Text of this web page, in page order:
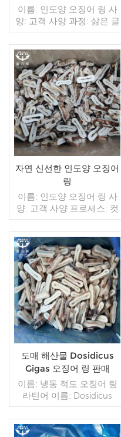
이름: 인도양 오징어 링 사
양: 고객 사양 과정: 삶은 글
레이징: IQF 40%(맞춤형)
포장: 1kg / 가방, 10kg / 짠
가방 (맞춤형) 판매 모델: 도
매/수출 최소. 주문: 20피트
컨테이너 / 40피트 컨테이
너 지불: 보자마자 TT / С확
인된 취소 불가능한 LC 배
송: 입금 확인 후 20일 이내
원산지: 중국 브랜드: 푸 왕
행
더 읽기
자연 신선한 인도양 오징어
링
이름: 인도양 오징어 링 사
양: 고객 사양 프로세스: 컷
글레이징: IQF 40%(맞춤형)
포장: 1kg / 가방, 10kg / 짠
가방 (맞춤형) 판매 모델: 도
매/수출 최소. 주문: 20피트
컨테이너 / 40피트 컨테이
너 지불: 보자마자 TT / С확
인된 취소 불가능한 LC 배
송: 입금 확인 후 20일 이내
원산지: 중국 브랜드: 푸 왕
행
더 읽기
도매 해산물 Dosidicus
Gigas 오징어 링 판매
이름: 냉동 적도 오징어 링
라틴어 이름: Dosidicus
Gigas 재료: 적도 오징어 크
기: 2.5 - 6cm 모델: 스킨 온
포장: 1kg/가방, 10kg/카톤